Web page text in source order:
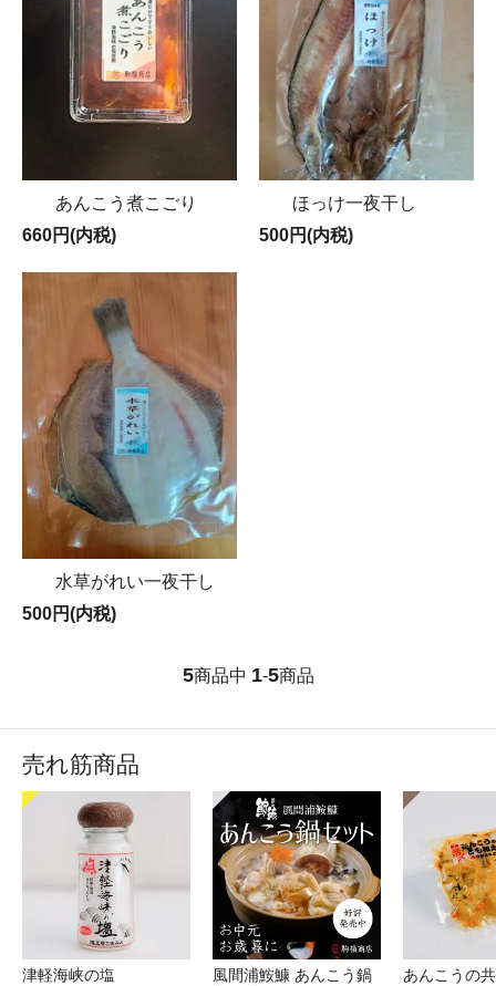
あんこう煮こごり
660円(内税)
ほっけ一夜干し
500円(内税)
水草がれい一夜干し
500円(内税)
5商品中 1-5商品
売れ筋商品
津軽海峡の塩
風間浦鮟鱇 あんこう鍋
あんこうの